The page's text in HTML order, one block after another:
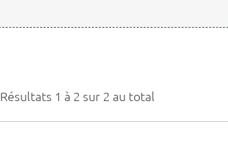
Résultats 1 à 2 sur 2 au total